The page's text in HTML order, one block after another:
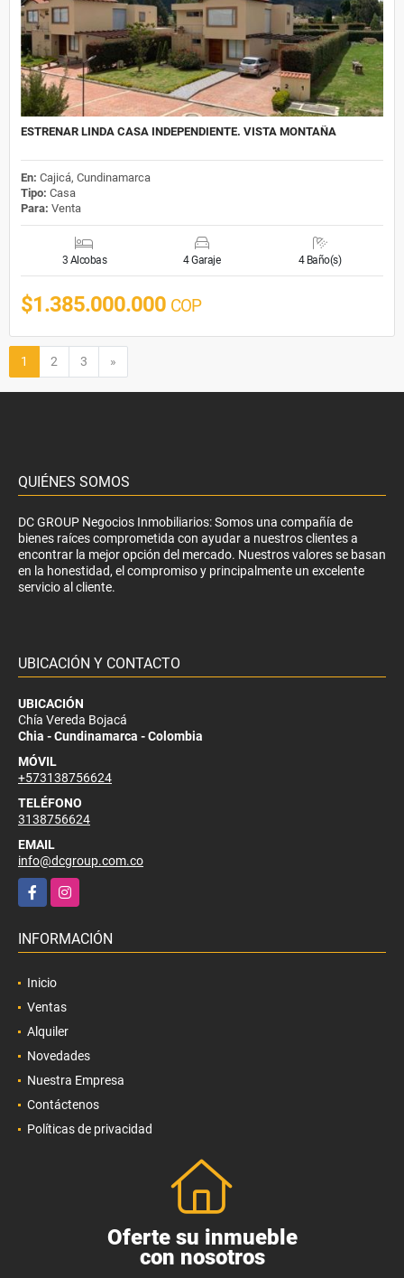
ESTRENAR LINDA CASA INDEPENDIENTE. VISTA MONTAÑA
En: Cajicá, Cundinamarca
Tipo: Casa
Para: Venta
3 Alcobas 4 Garaje 4 Baño(s)
$1.385.000.000 COP
1 2 3 »
QUIÉNES SOMOS
DC GROUP Negocios Inmobiliarios: Somos una compañía de
bienes raíces comprometida con ayudar a nuestros clientes a
encontrar la mejor opción del mercado. Nuestros valores se basan
en la honestidad, el compromiso y principalmente un excelente
servicio al cliente.
UBICACIÓN Y CONTACTO
UBICACIÓN
Chía Vereda Bojacá
Chia - Cundinamarca - Colombia
MÓVIL
+573138756624
TELÉFONO
3138756624
EMAIL
info@dcgroup.com.co
FacebookInstagram
INFORMACIÓN
Inicio
Ventas
Alquiler
Novedades
Nuestra Empresa
Contáctenos
Políticas de privacidad
Oferte su inmueble
con nosotros